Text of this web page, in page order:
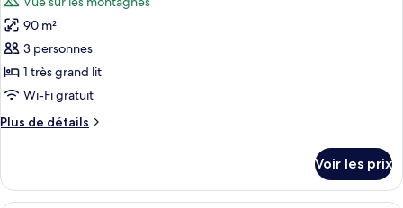
Corner
Suite
View
les
photos
pour
ce
type
chambre :
Mountain
90 m²
3 personnes
1 très grand lit
Wi-Fi gratuit
Plus de détails
Plus
le
type
Voir les prix